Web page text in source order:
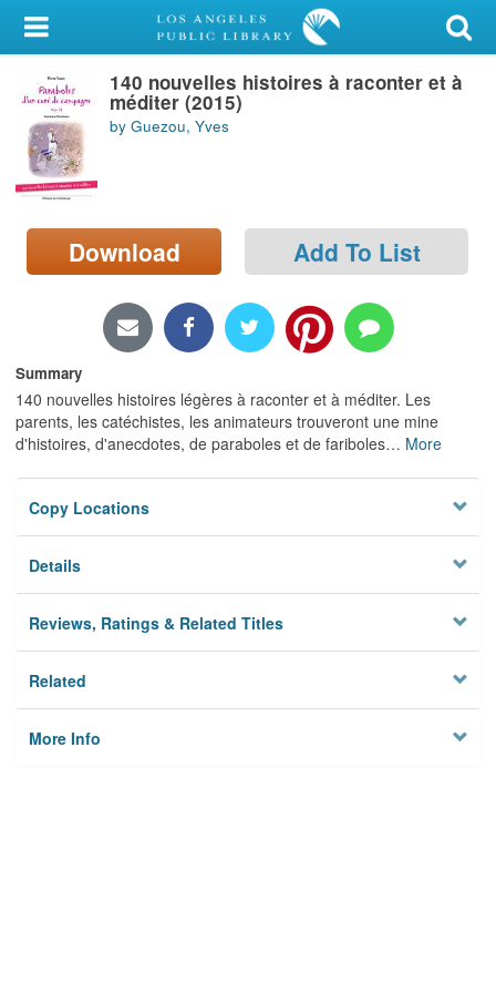
My Account
Library Card
Sign In
Search
Locations/Hours (external
page)
140 nouvelles histoires à raconter et à
méditer (2015)
by Guezou, Yves
Download Add To List
Summary
140 nouvelles histoires légères à raconter et à méditer. Les
parents, les catéchistes, les animateurs trouveront une mine
d'histoires, d'anecdotes, de paraboles et de fariboles… More
Copy Locations
Details
Reviews, Ratings & Related Titles
Related
More Info